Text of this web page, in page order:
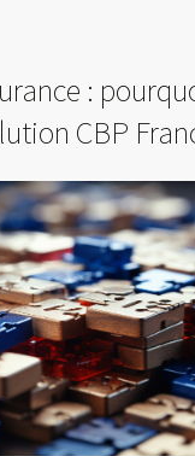
:
CBP